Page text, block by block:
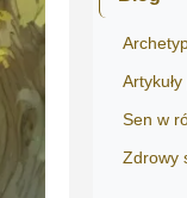
Sen w
Zdrowy